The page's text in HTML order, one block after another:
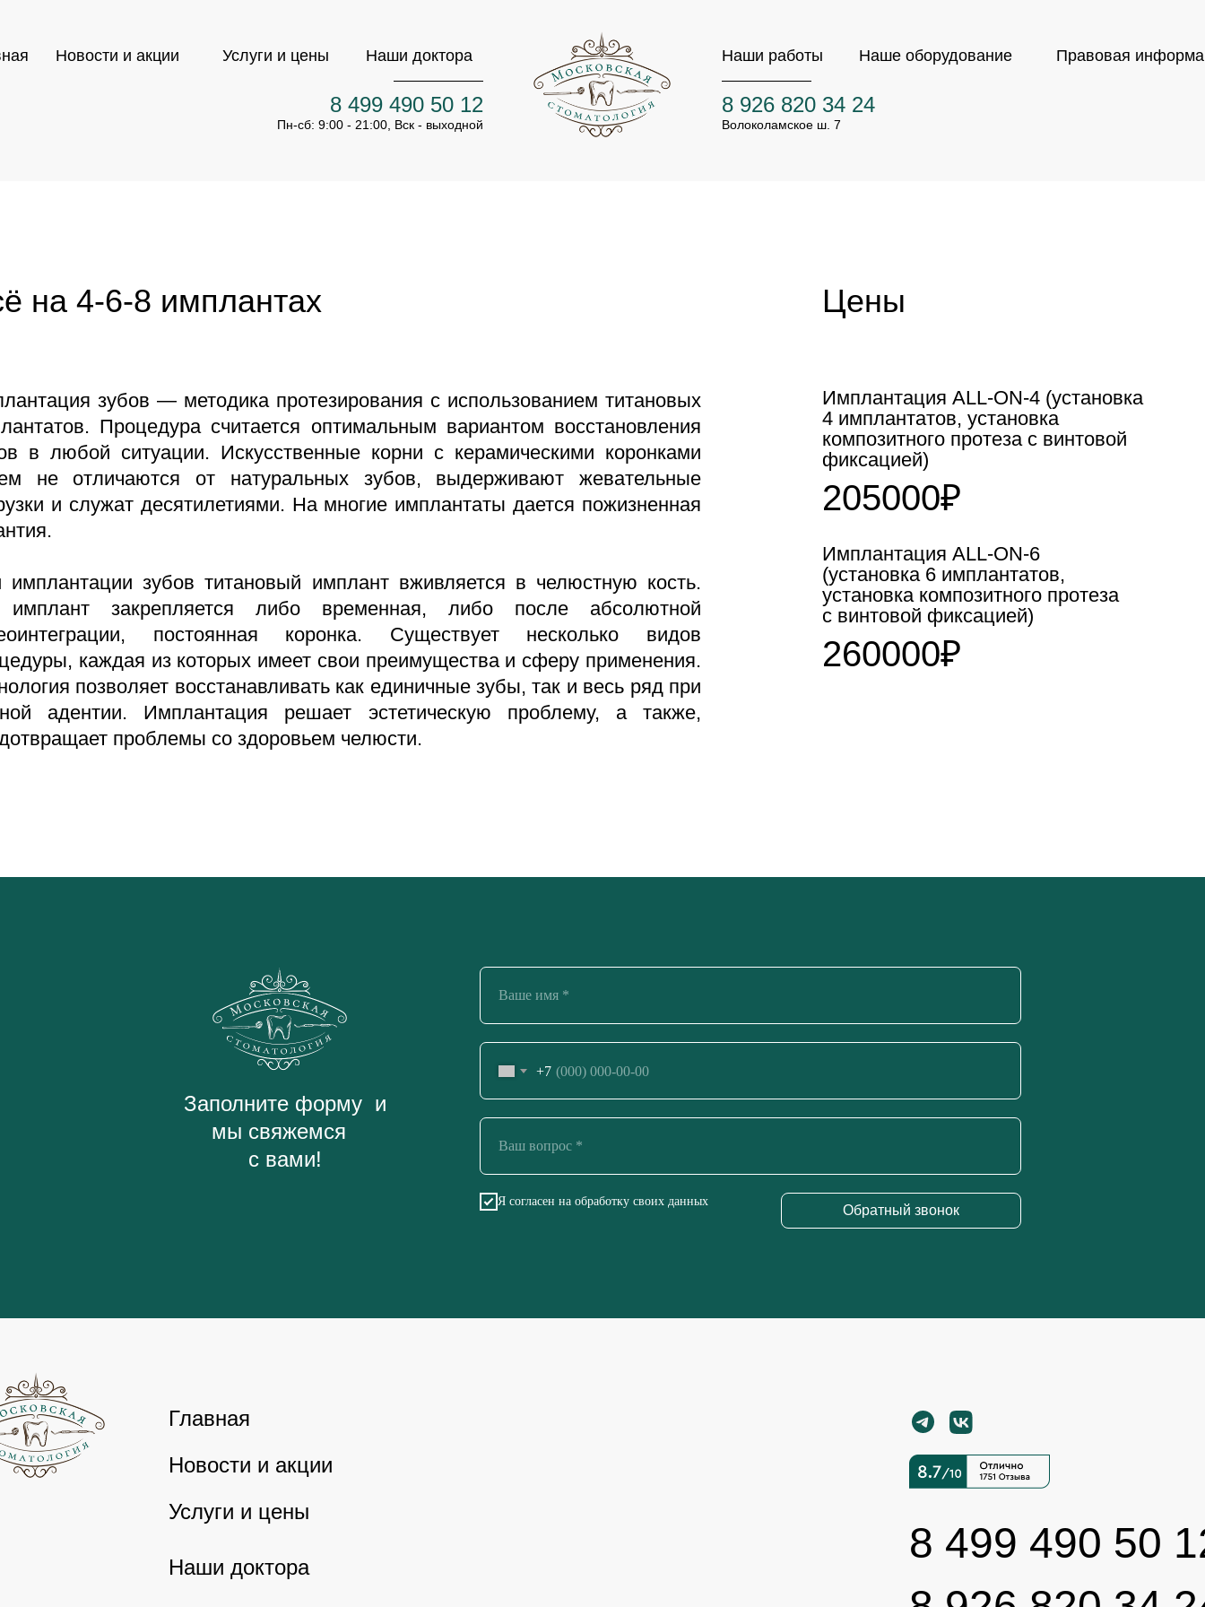
Новости и акции Услуги и цены Наши доктора Наши работы Наше оборудование Правовая
8 499 490 50 12
Пн-сб: 9:00 - 21:00, Вск - выходной
8 926 820 34 24
Волоколамское ш. 7
на 4-6-8 имплантах Цены
Имплантация ALL-ON-4 (установка
4 имплантатов, установка
композитного протеза с винтовой
фиксацией)
205000₽
Имплантация ALL-ON-6
(установка 6 имплантатов,
установка композитного протеза
с винтовой фиксацией)
260000₽
зубов — методика протезирования с использованием титановых
Процедура считается оптимальным вариантом восстановления
в любой ситуации. Искусственные корни с керамическими коронками
не отличаются от натуральных зубов, выдерживают жевательные
и служат десятилетиями. На многие имплантаты дается пожизненная
имплантации зубов титановый имплант вживляется в челюстную кость.
закрепляется либо временная, либо после абсолютной
постоянная коронка. Существует несколько видов
каждая из которых имеет свои преимущества и сферу применения.
позволяет восстанавливать как единичные зубы, так и весь ряд при
адентии. Имплантация решает эстетическую проблему, а также,
проблемы со здоровьем челюсти.
Заполните форму и
мы свяжемся
с вами!
+7
Я согласен на обработку своиx данных
Обратный звонок
Главная
Новости и акции
Услуги и цены
Наши доктора
8 499 490 50